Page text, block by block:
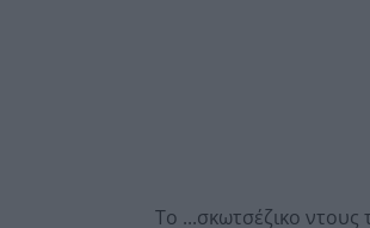
Το ...σκωτσέζικο ντους